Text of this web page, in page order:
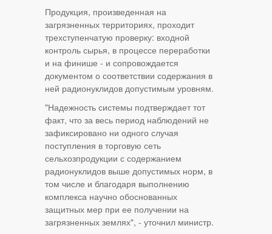
Продукция, произведенная на
загрязненных территориях, проходит
трехступенчатую проверку: входной
контроль сырья, в процессе переработки
и на финише - и сопровождается
документом о соответствии содержания в
ней радионуклидов допустимым уровням.
"Надежность системы подтверждает тот
факт, что за весь период наблюдений не
зафиксировано ни одного случая
поступления в торговую сеть
сельхозпродукции с содержанием
радионуклидов выше допустимых норм, в
том числе и благодаря выполнению
комплекса научно обоснованных
защитных мер при ее получении на
загрязненных землях", - уточнил министр.